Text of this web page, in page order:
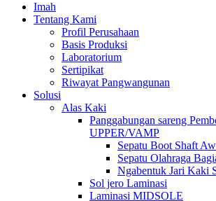
Imah
Tentang Kami
Profil Perusahaan
Basis Produksi
Laboratorium
Sertipikat
Riwayat Pangwangunan
Solusi
Alas Kaki
Panggabungan sareng
UPPER/VAMP
Sepatu Boot Shaft
Sepatu Olahraga
Ngabentuk Jari Kaki
Sol jero Laminasi
Laminasi MIDSOLE